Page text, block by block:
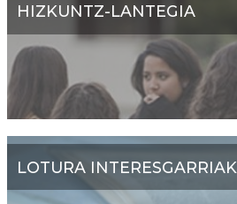
HIZKUNTZ-LANTEGIA
LOTURA INTERESGARRIAK